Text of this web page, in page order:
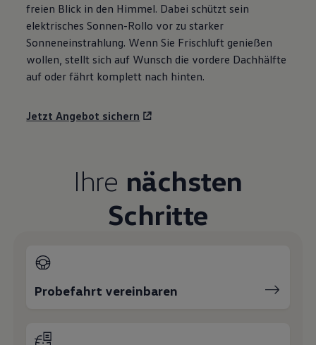
freien Blick in den Himmel. Dabei schützt sein
elektrisches Sonnen-Rollo vor zu starker
Sonneneinstrahlung. Wenn Sie Frischluft genießen
wollen, stellt sich auf Wunsch die vordere Dachhälfte
auf oder fährt komplett nach hinten.
Jetzt Angebot sichern
Ihre nächsten
Schritte
Probefahrt vereinbaren